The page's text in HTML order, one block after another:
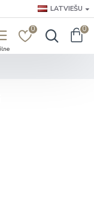
LATVIEŠU
0 0